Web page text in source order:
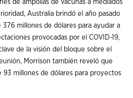
de ampollas de vacunas a mediados
Australia brindó el año pasado
376 millones de dólares para ayudar a
provocadas por el COVID-19,
de la visión del bloque sobre el
Morrison también reveló que
93 millones de dólares para proyectos